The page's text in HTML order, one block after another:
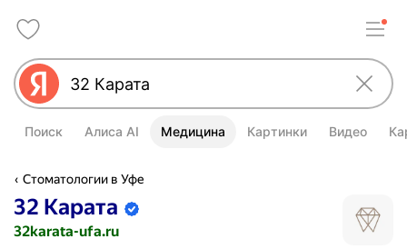
Поиск Алиса AI Медицина Картинки Видео
Стоматологии в Уфе
32 Карата
Информация об организации
32karata-ufa.ru